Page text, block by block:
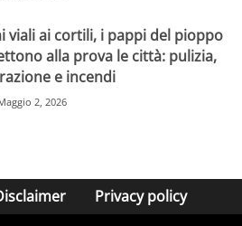
viali ai cortili, i pappi del pioppo
alla prova le città: pulizia,
e incendi
2, 2026
Privacy policy